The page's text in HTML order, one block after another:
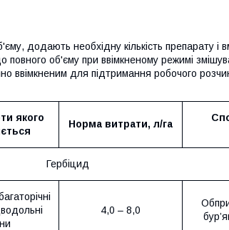
додають необхідну кількість препарату і
об'єму при ввімкненому режимі
ввімкненим для підтримання робочого
якого
Норма витрати, л/га
Гербіцид
4,0 – 8,0